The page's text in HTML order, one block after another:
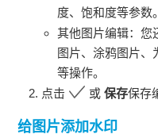
度、饱和度等参数。
其他图片编辑：您
图片、涂鸦图片、
等操作。
点击
或保存保存
给图片添加水印